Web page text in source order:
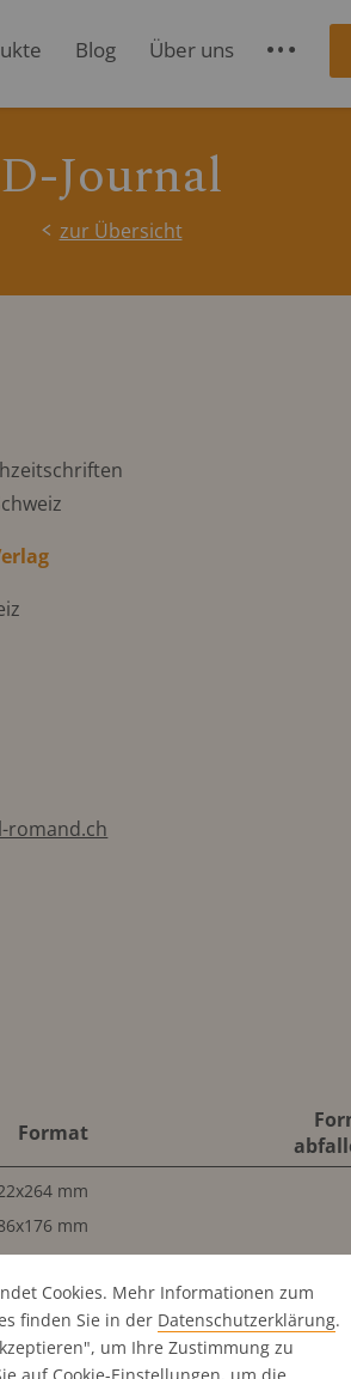
Blog Über uns S
D-Journal
zur Übersicht
romand.ch
Format
mm
mm
mm
Cookies. Mehr Informationen zum
finden Sie in der Datenschutz­erklärung.
um Ihre Zustimmung zu